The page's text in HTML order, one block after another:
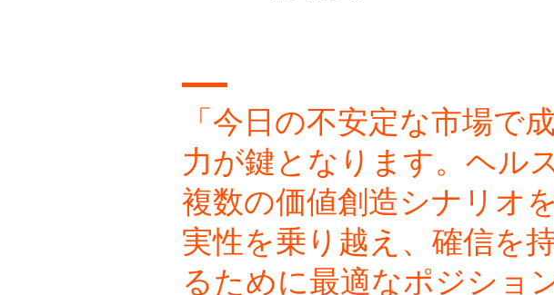
「今日の不安定な市場で
力が鍵となります。ヘル
複数の価値創造シナリオ
実性を乗り越え、確信を
るために最適なポジショ